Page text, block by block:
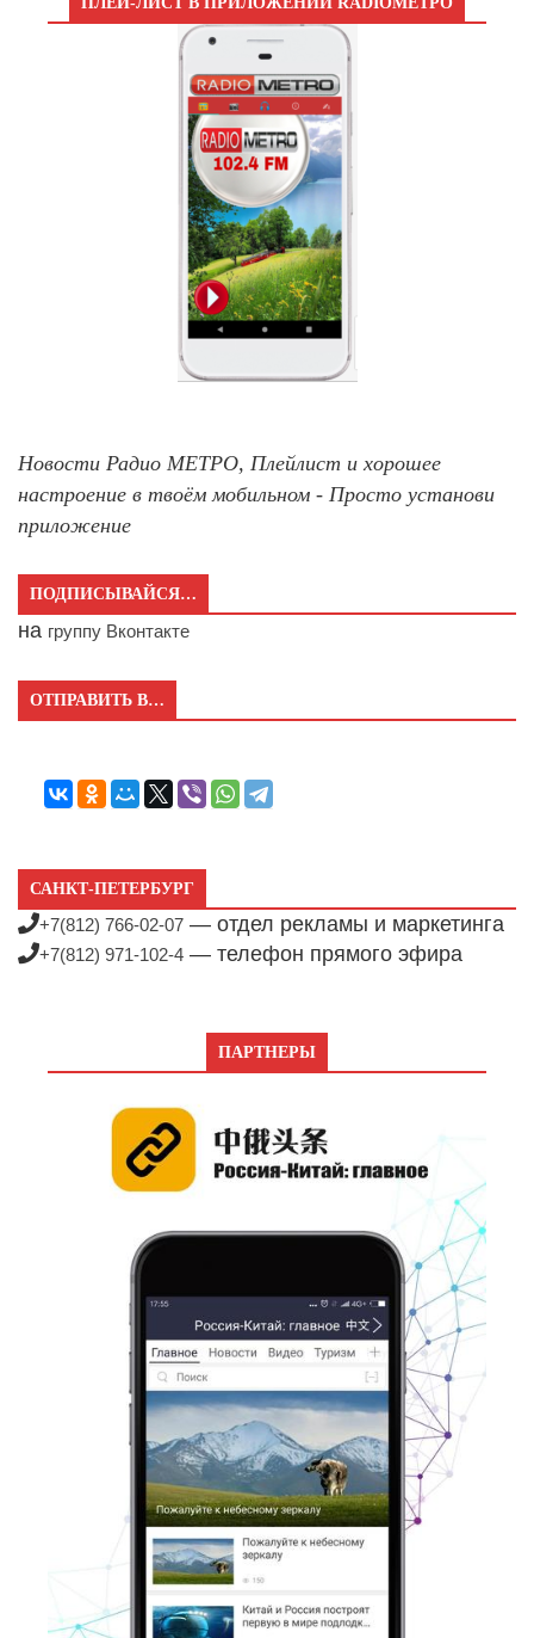
Новости Радио МЕТРО, Плейлист и хорошее
настроение в твоём мобильном - Просто установи
приложение
ПОДПИСЫВАЙСЯ…
на группу Вконтакте
ОТПРАВИТЬ В…
САНКТ-ПЕТЕРБУРГ
+7(812) 766-02-07 — отдел рекламы и маркетинга
+7(812) 971-102-4 — телефон прямого эфира
ПАРТНЕРЫ